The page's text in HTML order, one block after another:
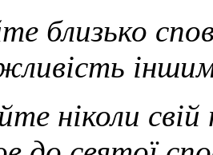
близько
ніколи